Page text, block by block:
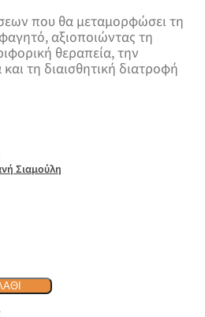
που θα μεταμορφώσει τη
αξιοποιώντας τη
θεραπεία, την
τη διαισθητική διατροφή
Σιαμούλη